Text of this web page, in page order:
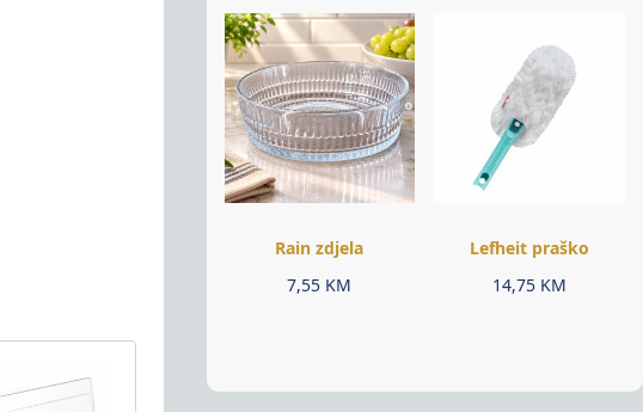
Rain zdjela
7,55 KM
Lefheit praško
14,75 KM